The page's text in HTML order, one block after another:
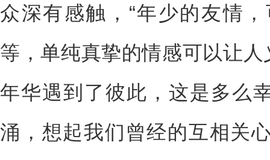
众深有感触，“年少的友情
等，单纯真挚的情感可以让人
年华遇到了彼此，这是多么
涌，想起我们曾经的互相关